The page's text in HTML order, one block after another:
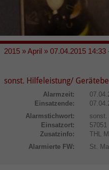
2015 »April » 07.04.2015 14:33
sonst. Hilfeleistung/
Alarmzeit:
Einsatzende:
Alarmstichwort:
sonst.
Einsatzort:
Zusatzinfo:
THL
Alarmierte FW:
St.